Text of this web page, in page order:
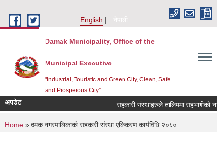
English
नेपाली
Damak Municipality, Office of the
Municipal Executive
"Industrial, Touristic and Green City, Clean, Safe
and Prosperous City”
अपडेट सहकारी संस्थाहरुले तालिममा सहभागीको
You are here
Home » दमक नगरपालिकाको सहकारी संस्था एकिकरण कार्यविधि २०८०